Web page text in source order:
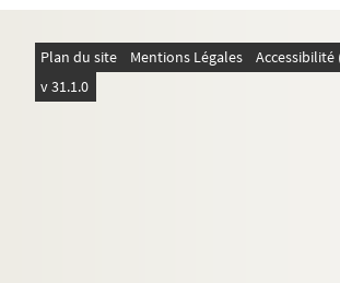
Plan du site Mentions Légales
v 31.1.0